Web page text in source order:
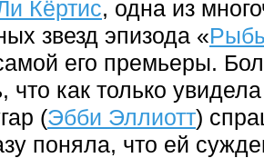
Кёртис, одна из
звезд эпизода «
его премьеры.
что как только
(Эбби Эллиотт)
поняла, что ей